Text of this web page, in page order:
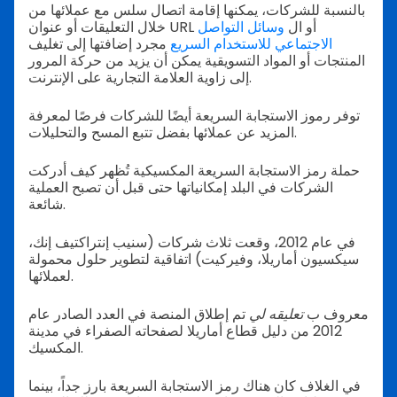
بالنسبة للشركات، يمكنها إقامة اتصال سلس مع عملائها من
خلال التعليقات أو عنوان URL أو ال وسائل التواصل
الاجتماعي للاستخدام السريع مجرد إضافتها إلى تغليف
المنتجات أو المواد التسويقية يمكن أن يزيد من حركة المرور
إلى زاوية العلامة التجارية على الإنترنت.
توفر رموز الاستجابة السريعة أيضًا للشركات فرصًا لمعرفة
المزيد عن عملائها بفضل تتبع المسح والتحليلات.
حملة رمز الاستجابة السريعة المكسيكية تُظهر كيف أدركت
الشركات في البلد إمكانياتها حتى قبل أن تصبح العملية
شائعة.
في عام 2012، وقعت ثلاث شركات (سنيب إنتراكتيف إنك،
سيكسيون أماريلا، وفيركيت) اتفاقية لتطوير حلول محمولة
لعملائها.
معروف بتعليقه لي تم إطلاق المنصة في العدد الصادر عام
2012 من دليل قطاع أماريلا لصفحاته الصفراء في مدينة
المكسيك.
في الغلاف كان هناك رمز الاستجابة السريعة بارز جداً، بينما